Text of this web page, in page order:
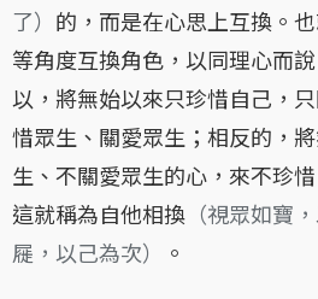
了） 的，而是在心思上互換。
等角度互換角色，以同理心而
以，將無始以來只珍惜自己，
惜眾生、關愛眾生；相反的，
生、不關愛眾生的心，來不珍
這就稱為自他相換 （視眾如寶
屣，以己為次）
。